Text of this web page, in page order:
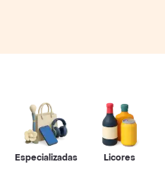
Especializadas Licores